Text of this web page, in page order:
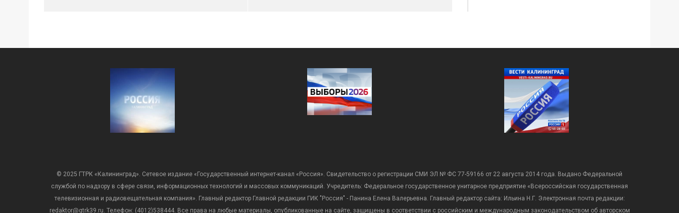
© 2025 ГТРК «Калининград». Сетевое издание «Государственный интернет-канал «Россия». Свидетельство о регистрации СМИ ЭЛ № ФС 77-59166 от 22 августа 2014 года. Выдано Федеральной
службой по надзору в сфере связи, информационных технологий и массовых коммуникаций. Учредитель: Федеральное государственное унитарное предприятие «Всероссийская государственная
телевизионная и радиовещательная компания». Главный редактор Главной редакции ГИК "Россия" - Панина Елена Валерьевна. Главный редактор сайта: Ильина Н.Г. Электронная почта редакции:
redaktor@gtrk39.ru. Телефон: (4012)538444. Все права на любые материалы, опубликованные на сайте, защищены в соответствии с российским и международным законодательством об авторском